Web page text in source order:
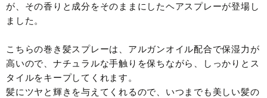
が、その香りと成分をそのままにしたヘアスプレーが登場し
ました。
こちらの巻き髪スプレーは、アルガンオイル配合で保湿力が
高いので、ナチュラルな手触りを保ちながら、しっかりとス
タイルをキープしてくれます。
髪にツヤと輝きを与えてくれるので、いつまでも美しい髪の